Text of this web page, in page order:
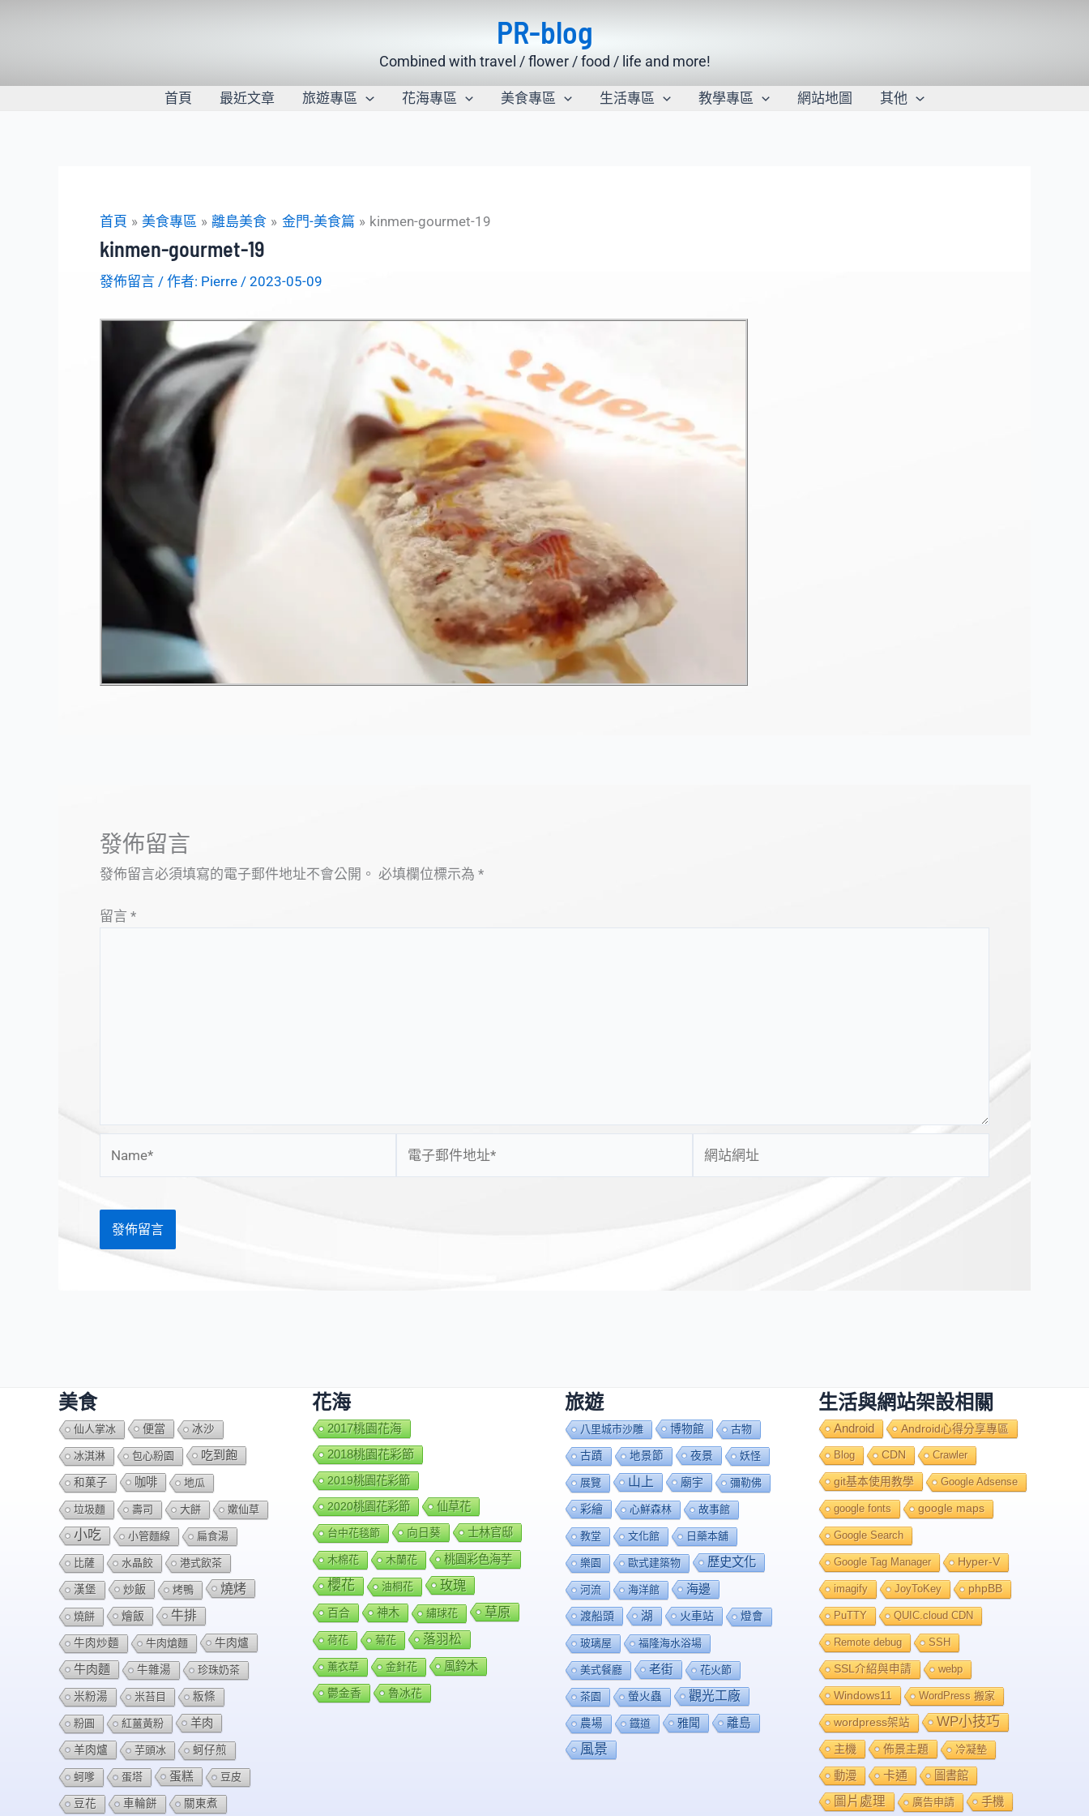
PR-blog
Combined with travel / flower / food / life and more!
首頁 最近文章 旅遊專區 花海專區 美食專區 生活專區 教學專區 網站地圖 其他
首頁 美食專區 離島美食 金門-美食篇 kinmen-gourmet-19
kinmen-gourmet-19
發佈留言 / 作者: Pierre / 2023-05-09
發佈留言
發佈留言必須填寫的電子郵件地址不會公開。 必填欄位標示為 *
留言 *
站
美食
仙人掌冰 便當 冰沙
冰淇淋 包心粉園 吃到飽
和菓子 咖啡 地瓜
垃圾麵 壽司 大餅 嫰仙草
小吃 小管麵線 扁食湯
比薩 水晶餃 港式飲茶
漢堡 炒飯 烤鴨 燒烤
燒餅 燴飯 牛排
牛肉炒麵 牛肉熗麵 牛肉爐
牛肉麵 牛雜湯 珍珠奶茶
米粉湯 米苔目 粄條
粉圓 紅薑黃粉 羊肉
羊肉爐 芋頭冰 蚵仔煎
蚵嗲 蛋塔 蛋糕 豆皮
豆花 車輪餅 關東煮
花海
2017桃園花海
2018桃園花彩節
2019桃園花彩節
2020桃園花彩節
仙草花
台中花毯節 向日葵 士林官邸
木棉花 木蘭花 桃園彩色海芋
櫻花 油桐花 玫瑰
百合 神木 繡球花 草原
荷花 菊花 落羽松
薰衣草 金針花 風鈴木
鬱金香 魯冰花
旅遊
八里城市沙雕 博物館 古物
古蹟 地景節 夜景 妖怪
展覽 山上 廟宇 彌勒佛
彩繪 心鮮森林 故事館
教堂 文化館 日藥本舖
樂園 歐式建築物 歷史文化
河流 海洋館 海邊
渡船頭 湖 火車站 燈會
玻璃屋 福隆海水浴場
美式餐廳 老街 花火節
茶園 螢火蟲 觀光工廠
農場 鐡道 雅聞 離島
風景
生活與網站架設相關
Android Android心得分享專區
Blog CDN Crawler
git基本使用教學 Google Adsense
google fonts google maps
Google Search
Google Tag Manager Hyper-V
imagify JoyToKey phpBB
PuTTY QUIC.cloud CDN
Remote debug SSH
SSL介紹與申請 webp
Windows11 WordPress 搬家
wordpress架站 WP小技巧
主機 佈景主題 冷凝墊
動漫 卡通 圖書館
圖片處理 廣告申請 手機